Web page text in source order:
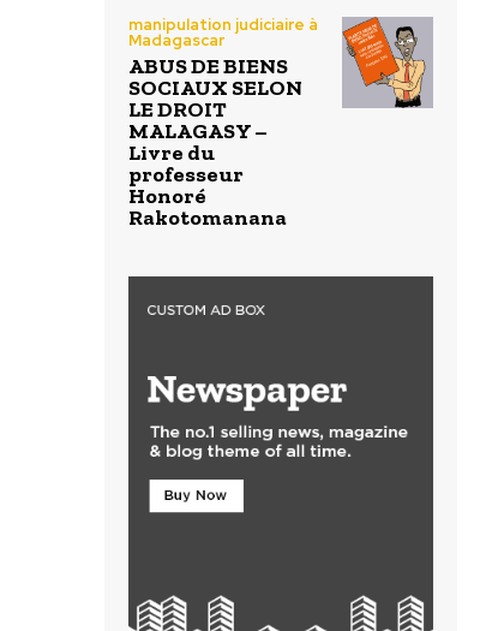
manipulation judiciaire à
Madagascar
ABUS DE BIENS
SOCIAUX SELON
LE DROIT
MALAGASY –
Livre du
professeur
Honoré
Rakotomanana